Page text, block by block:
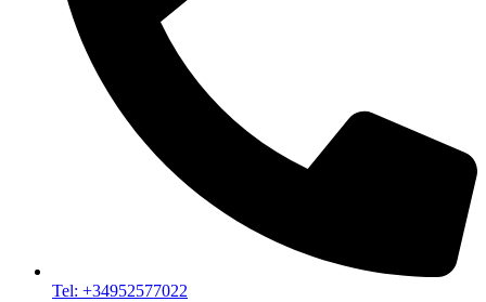
Tel: +34952577022